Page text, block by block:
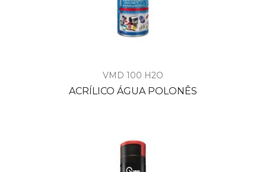
VMD 100 H2O
ACRÍLICO ÁGUA POLONÊS